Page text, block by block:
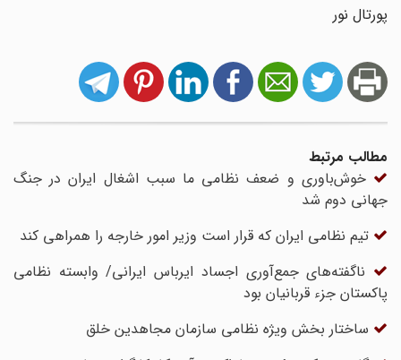
پورتال نور
مطالب مرتبط
خوش‌باوری و ضعف نظامی ما سبب اشغال ایران در جنگ
جهانی دوم شد
تیم نظامی ایران که قرار است وزیر امور خارجه را همراهی کند
ناگفته‌های جمع‌آوری اجساد ایرباس ایرانی/ وابسته نظامی
پاکستان جزء قربانیان بود
ساختار بخش ویژه نظامی سازمان مجاهدین خلق